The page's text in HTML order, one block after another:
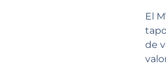
El
de